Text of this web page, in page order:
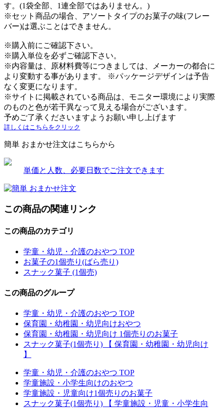
す。(1袋全部、1連全部ではありません。)
※セット商品の場合、アソートタイプのお菓子の味(フレー
バー)は選ぶことはできません。
※購入前にご確認下さい。
※購入単位を必ずご確認下さい。
※内容量は、原材料費等につきましては、メーカーの都合に
より変動する事があります。 ※パッケージデザインは予告
なく変更になります。
※サイトに掲載されている商品は、モニター環境により実際
のものと色が若干異なって見える場合がございます。
予めご了承くださいますようお願い申し上げます
詳しくはこちらをクリック
簡単 おまかせ注文はこちらから
単価と人数、必要日数でご注文できます
この商品の関連リンク
この商品のカテゴリ
学童・幼児・介護のおやつ TOP
お菓子の1個売り(ばら売り)
スナック菓子 (1個売)
この商品のグループ
学童・幼児・介護のおやつ TOP
保育園・幼稚園・幼児向けおやつ
保育園・幼稚園・幼児向け 1個売りのお菓子
スナック菓子(1個売り) 【 保育園・幼稚園・幼児向け
】
学童・幼児・介護のおやつ TOP
学童施設・小学生向けのおやつ
学童施設・児童向け1個売りのお菓子
スナック菓子(1個売り) 【 学童施設・児童・小学生向